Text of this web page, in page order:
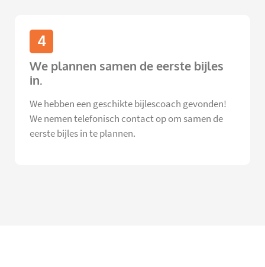
4
We plannen samen de eerste bijles
in.
We hebben een geschikte bijlescoach gevonden!
We nemen telefonisch contact op om samen de
eerste bijles in te plannen.